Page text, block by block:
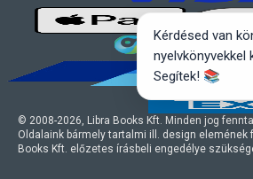
© 2008-2026, Libra Books Kft. Minden jog
Oldalaink bármely tartalmi ill. design elemének
Books Kft. előzetes írásbeli engedélye
Kérdésed van
nyelvkönyvekkel
Segítek! 📚